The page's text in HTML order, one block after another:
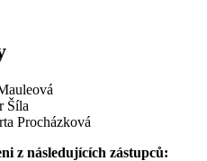
Šíla
Procházková
z následujících zástupců: